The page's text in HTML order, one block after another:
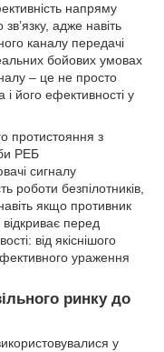
напряму
адже навіть
каналу передачі
бойових умовах
– це не просто
його ефективності у
протистояння з
РЕБ
сигналу
роботи безпілотників,
якщо противник
перед
від якіснішого
ураження
ринку до
у